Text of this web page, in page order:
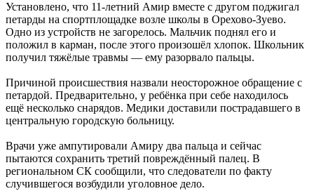
Установлено, что 11-летний Амир вместе с другом поджигал
петарды на спортплощадке возле школы в Орехово-Зуево.
Одно из устройств не загорелось. Мальчик поднял его и
положил в карман, после этого произошёл хлопок. Школьник
получил тяжёлые травмы — ему разорвало пальцы.
Причиной происшествия назвали неосторожное обращение с
петардой. Предварительно, у ребёнка при себе находилось
ещё несколько снарядов. Медики доставили пострадавшего в
центральную городскую больницу.
Врачи уже ампутировали Амиру два пальца и сейчас
пытаются сохранить третий повреждённый палец. В
региональном СК сообщили, что следователи по факту
случившегося возбудили уголовное дело.